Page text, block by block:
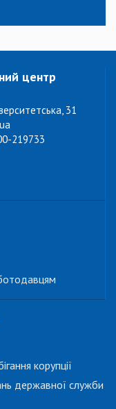
центр
31
219733
корупції
державної служби